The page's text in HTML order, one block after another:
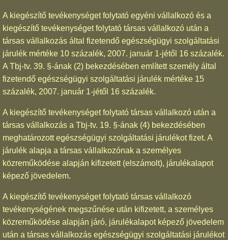
A kiegészítő tevékenységet folytató egyéni vállalkozó és a
kiegészítő tevékenységet folytató társas vállalkozó után a
társas vállalkozás által fizetendő egészségügyi szolgáltatási
járulék mértéke 10 százalék, 2007. január 1-jétől 16 százalék.
A Tbj-tv. 39. §-ának (2) bekezdésében említett személy által
fizetendő egészségügyi szolgáltatási járulék mértéke 15
százalék, 2007. január 1-jétől 16 százalék.
A kiegészítő tevékenységet folytató társas vállalkozó után a
társas vállalkozás a Tbj-tv. 19. §-ának (4) bekezdésében
meghatározott egészségügyi szolgáltatási járulékot fizet. A
járulék alapja a társas vállalkozónak a személyes
közreműködése alapján kifizetett (elszámolt), járulékalapot
képező jövedelem.
A kiegészítő tevékenységet folytató társas vállalkozó
tevékenységének megszűnése után kifizetett, a személyes
közreműködése alapján járó, járulékalapot képező jövedelem
után a társas vállalkozás egészségügyi szolgáltatási járulékot